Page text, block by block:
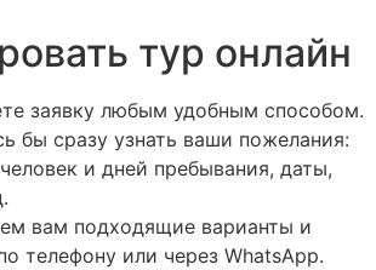
тур онлайн
заявку любым удобным способом.
бы сразу узнать ваши пожелания:
и дней пребывания, даты,
вам подходящие варианты и
телефону или через WhatsApp.